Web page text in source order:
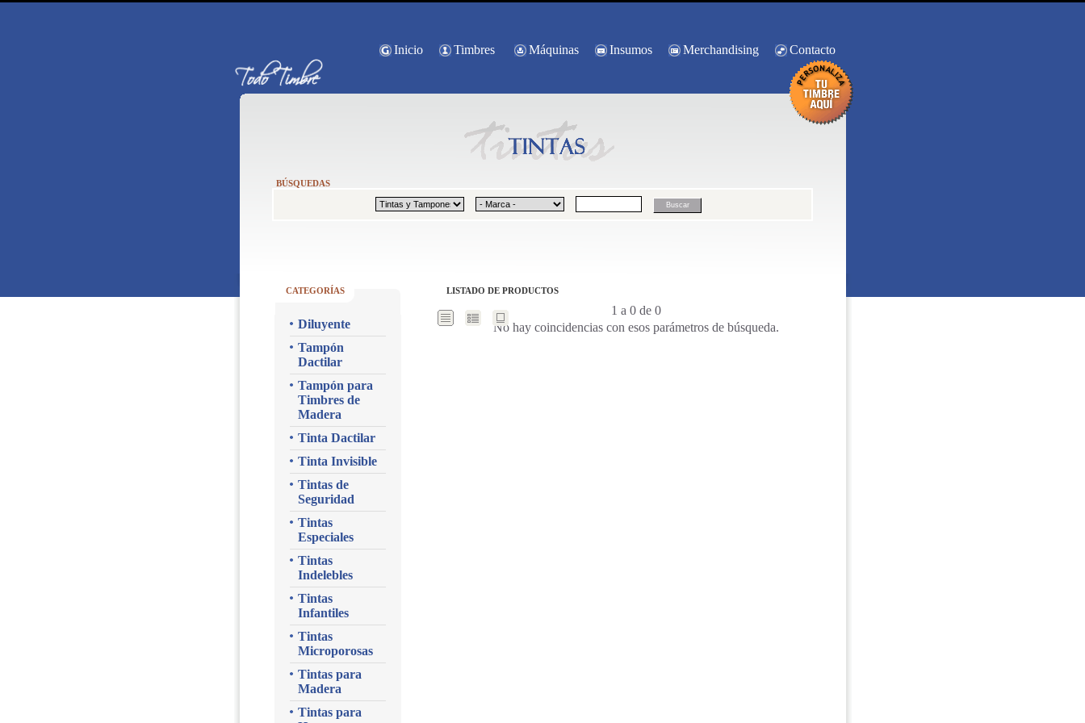
Inicio Timbres Máquinas Insumos Merchandising Contacto
BÚSQUEDAS
CATEGORÍAS
Diluyente
Tampón
Dactilar
Tampón para
Timbres de
Madera
Tinta Dactilar
Tinta Invisible
Tintas de
Seguridad
Tintas
Especiales
Tintas
Indelebles
Tintas
Infantiles
Tintas
Microporosas
Tintas para
Madera
Tintas para
LISTADO DE PRODUCTOS
1 a 0 de 0
No hay coincidencias con esos parámetros de búsqueda.